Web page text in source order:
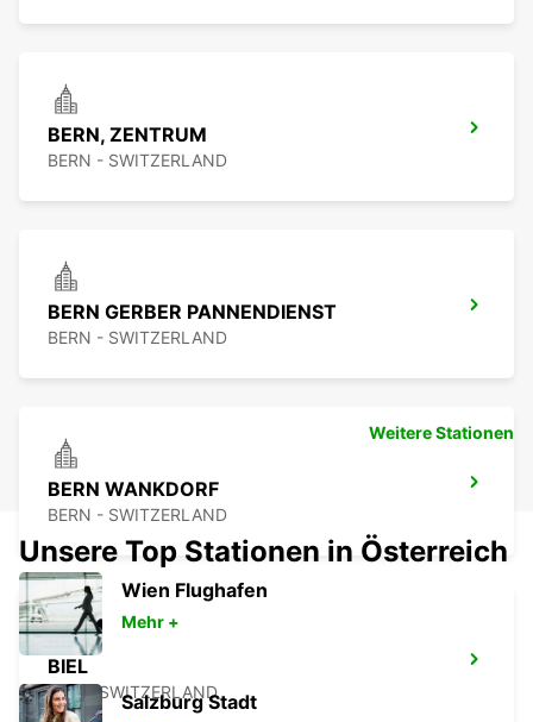
BERN, ZENTRUM
BERN - SWITZERLAND
BERN GERBER PANNENDIENST
BERN - SWITZERLAND
BERN WANKDORF
BERN - SWITZERLAND
BIEL
BIEL - SWITZERLAND
Weitere Stationen
Unsere Top Stationen in Österreich
Wien Flughafen
Mehr +
Salzburg Stadt